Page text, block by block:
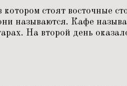
стоят восточные
называются. Кафе
На второй день